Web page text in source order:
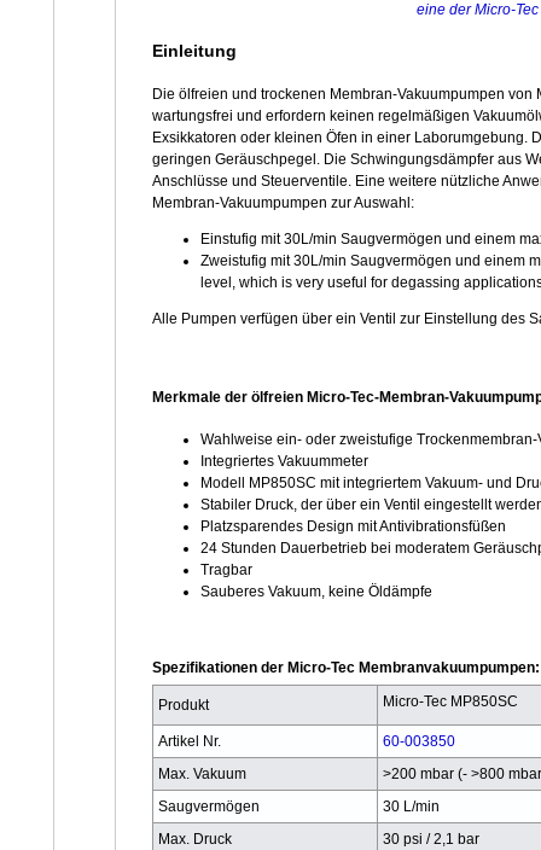
eine der Micro-
Einleitung
Die ölfreien und trockenen Membran-Vakuumpumpen
wartungsfrei und erfordern keinen regelmäßigen
Exsikkatoren oder kleinen Öfen in einer Laborumgebung.
geringen Geräuschpegel. Die Schwingungsdämpfer aus
Anschlüsse und Steuerventile. Eine weitere nützliche
Membran-Vakuumpumpen zur Auswahl:
Einstufig mit 30L/min Saugvermögen und einem
Zweistufig mit 30L/min Saugvermögen und einem
level, which is very useful for degassing
Alle Pumpen verfügen über ein Ventil zur Einstellung des
Merkmale der ölfreien Micro-Tec-Membran-
Wahlweise ein- oder zweistufige
Integriertes Vakuummeter
Modell MP850SC mit integriertem Vakuum- und
Stabiler Druck, der über ein Ventil eingestellt
Platzsparendes Design mit Antivibrationsfüßen
24 Stunden Dauerbetrieb bei moderatem
Tragbar
Sauberes Vakuum, keine Öldämpfe
Spezifikationen der Micro-Tec Membranvakuumpumpen:
Produkt Micro-Tec MP850SC
Artikel Nr.
60-003850
Max. Vakuum
>200 mbar (- >800
Saugvermögen
30 L/min
Max. Druck
30 psi / 2,1 bar